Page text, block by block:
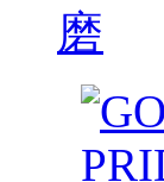
磨